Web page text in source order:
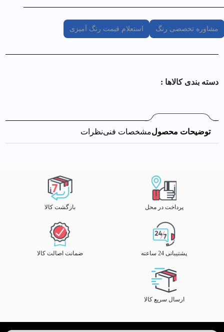
مشاوره تخصصی رنگ استعلام قیمت رنگ آمیزی
دسته بندی کالا‌ها :
توضیحات محصولمشخصات فنینظرات
پرداخت در محل بازگشت کالا
پشتیبانی 24 ساعته ضمانت اصالت کالا
ارسال سریع کالا